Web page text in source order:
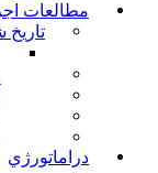
مطالعات
تاریخ
دراماتورژي